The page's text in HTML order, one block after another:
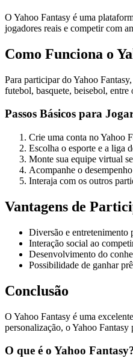
O Yahoo Fantasy é uma
jogadores reais e competir com
Como Funciona o
Para participar do Yahoo
futebol, basquete, beisebol, entre
Passos Básicos para
Crie uma conta no Yahoo
Escolha o esporte e a liga
Monte sua equipe virtual
Acompanhe o
Interaja com os outros
Vantagens de
Diversão e entretenimento
Interação social ao
Desenvolvimento do
Possibilidade de ganhar
Conclusão
O Yahoo Fantasy é uma
personalização, o Yahoo
O que é o Yahoo